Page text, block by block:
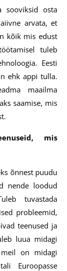
sooviksid osta
arvata, et
kõik mis edust
tuleb
Eesti
ehk appi tulla.
maailma
saamise, mis
mis
õnnest puudu
nende loodud
tuvastada
probleemid,
teenused ja
luua midagi
on midagi
Euroopasse